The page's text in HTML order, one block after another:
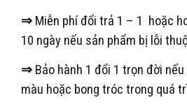
⇒ Miễn phí đổi trả 1 – 1 hoặc
10 ngày nếu sản phẩm bị lỗi
⇒ Bảo hành 1 đổi 1 trọn đời
màu hoặc bong tróc trong quá